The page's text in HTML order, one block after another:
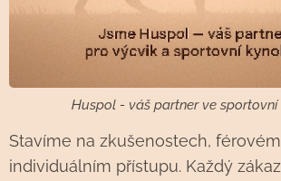
Huspol - váš partner ve sportovní
Stavíme na zkušenostech,
individuálním přístupu. Každý